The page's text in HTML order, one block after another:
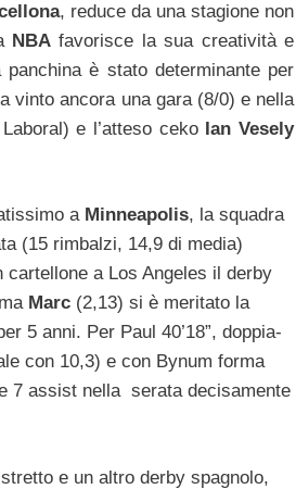
, reduce da una stagione non
NBA favorisce la sua creatività e
è stato determinante per
vinto ancora una gara (8/0) e nella
e l’atteso ceko Ian Vesely
a Minneapolis, la squadra
(15 rimbalzi, 14,9 di media)
cartellone a Los Angeles il derby
Marc (2,13) si è meritato la
5 anni. Per Paul 40’18”, doppia-
con 10,3) e con Bynum forma
7 assist nella serata decisamente
e un altro derby spagnolo,